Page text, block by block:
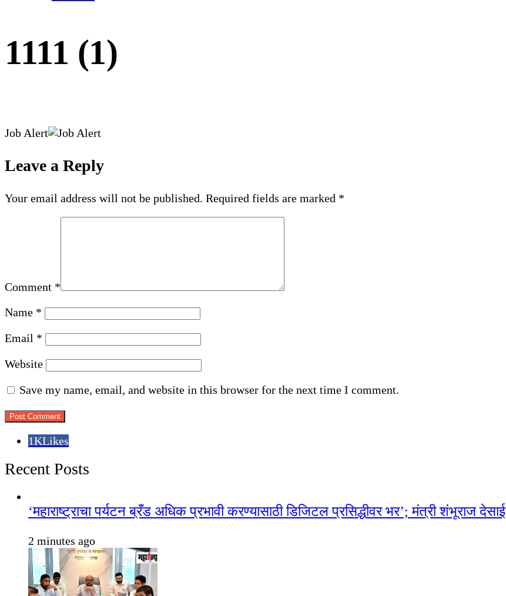
1111 (1)
Job Alert
Leave a Reply
Your email address will not be published. Required fields are marked *
Comment *
Name *
Email *
Website
Save my name, email, and website in this browser for the next time I comment.
1KLikes
Recent Posts
‘महाराष्ट्राचा पर्यटन ब्रँड अधिक प्रभावी करण्यासाठी डिजिटल प्रसिद्धीवर भर’; मंत्री शंभूराज देसाई
2 minutes ago